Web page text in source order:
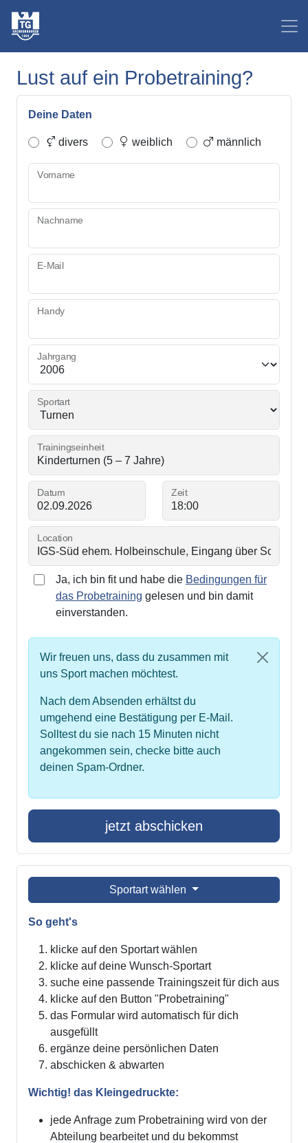
Lust auf ein Probetraining?
Deine Daten
divers weiblich männlich
Vorname
Nachname
E-Mail
Handy
Jahrgang
Sportart
Trainingseinheit
Datum Zeit
Location
Ja, ich bin fit und habe die Bedingungen für
das Probetraining gelesen und bin damit
einverstanden.
Wir freuen uns, dass du zusammen mit
uns Sport machen möchtest.
Nach dem Absenden erhältst du
umgehend eine Bestätigung per E-Mail.
Solltest du sie nach 15 Minuten nicht
angekommen sein, checke bitte auch
deinen Spam-Ordner.
jetzt abschicken
Sportart wählen
So geht's
klicke auf den Sportart wählen
klicke auf deine Wunsch-Sportart
suche eine passende Trainingszeit für dich aus
klicke auf den Button "Probetraining"
das Formular wird automatisch für dich
ausgefüllt
ergänze deine persönlichen Daten
abschicken & abwarten
Wichtig! das Kleingedruckte:
jede Anfrage zum Probetraining wird von der
Abteilung bearbeitet und du bekommst